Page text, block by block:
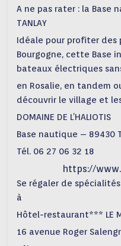
A ne pas rater : la Base
TANLAY
Idéale pour profiter des
Bourgogne, cette Base
bateaux électriques
en Rosalie, en tandem
découvrir le village et
DOMAINE DE L’HALIOTIS
Base nautique – 89430
Tél. 06 27 06 32 18
https://
Se régaler de
à
Hôtel-restaurant*** LE
16 avenue Roger